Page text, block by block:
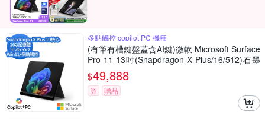
多點觸控 copilot PC 機種
(有筆有槽鍵盤蓋含AI鍵)微軟 Microsoft Surface
Pro 11 13吋(Snapdragon X Plus/16/512)石墨
黑
$49,888
券 贈品